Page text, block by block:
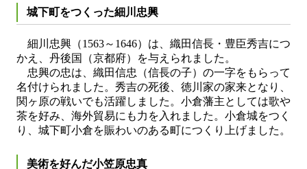
城下町をつくった細川忠興
細川忠興（1563～1646）は、織田信長・豊臣秀吉につ
かえ、丹後国（京都府）を与えられました。
忠興の忠は、織田信忠（信長の子）の一字をもらって
名付けられました。秀吉の死後、徳川家の家来となり、
関ヶ原の戦いでも活躍しました。小倉藩主としては歌や
茶を好み、海外貿易にも力を入れました。小倉城をつく
り、城下町小倉を賑わいのある町につくり上げました。
美術を好んだ小笠原忠真